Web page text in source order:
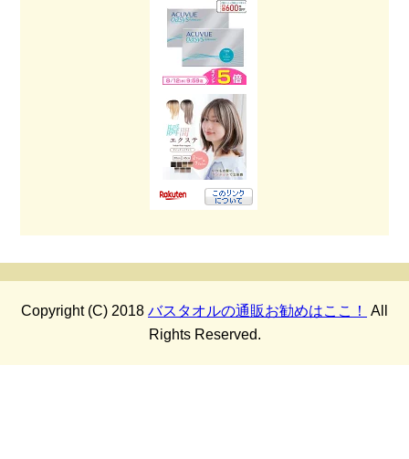
Copyright (C) 2018 バスタオルの通販お勧めはここ！
All
Rights Reserved.